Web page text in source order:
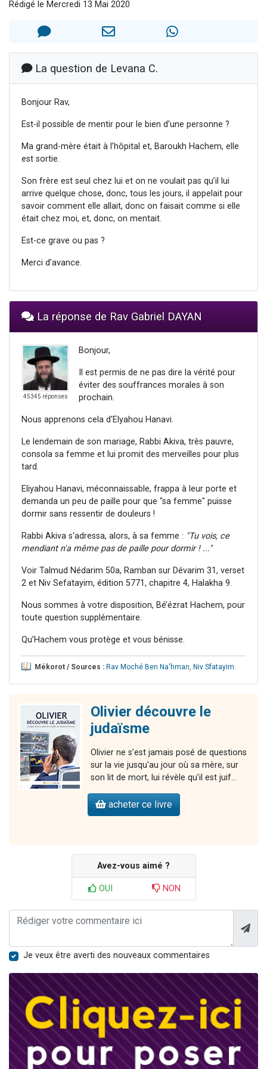
3 personnes viennent de faire un don pour 5 jours de vacances aux Orphelins
3 personnes viennent de nous rejoindre sur WhatsApp
Rédigé le Mercredi 13 Mai 2020
La question de Levana C.
Bonjour Rav,
Est-il possible de mentir pour le bien d’une personne ?
Ma grand-mère était à l’hôpital et, Baroukh Hachem, elle
est sortie.
Son frère est seul chez lui et on ne voulait pas qu’il lui
arrive quelque chose, donc, tous les jours, il appelait pour
savoir comment elle allait, donc on faisait comme si elle
était chez moi, et, donc, on mentait.
Est-ce grave ou pas ?
Merci d’avance.
La réponse de Rav Gabriel DAYAN
45345 réponses
Bonjour,
Il est permis de ne pas dire la vérité pour
éviter des souffrances morales à son
prochain.
Nous apprenons cela d'Elyahou Hanavi.
Le lendemain de son mariage, Rabbi Akiva, très pauvre,
consola sa femme et lui promit des merveilles pour plus
tard.
Eliyahou Hanavi, méconnaissable, frappa à leur porte et
demanda un peu de paille pour que "sa femme" puisse
dormir sans ressentir de douleurs !
Rabbi Akiva s'adressa, alors, à sa femme : "Tu vois, ce
mendiant n'a même pas de paille pour dormir ! ..."
Voir Talmud Nédarim 50a, Ramban sur Dévarim 31, verset
2 et Niv Sefatayim, édition 5771, chapitre 4, Halakha 9.
Nous sommes à votre disposition, Bé’ézrat Hachem, pour
toute question supplémentaire.
Qu’Hachem vous protège et vous bénisse.
Mékorot / Sources : Rav Moché Ben Na'hman, Niv Sfatayim.
Olivier découvre le
judaïsme
Olivier ne s’est jamais posé de questions
sur la vie jusqu'au jour où sa mère, sur
son lit de mort, lui révèle qu’il est juif...
acheter ce livre
Avez-vous aimé ?
OUI NON
Je veux être averti des nouveaux commentaires